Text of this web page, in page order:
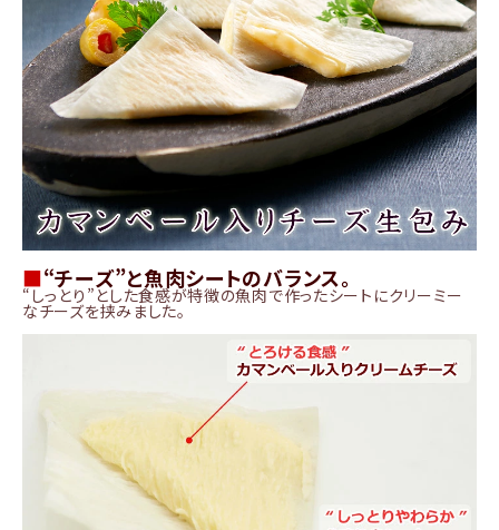
お問い合わせ
ご利用ガイド
直営店
■“チーズ”と魚肉シートのバランス。
“しっとり”とした食感が特徴の魚肉で作ったシートにクリーミー
なチーズを挟みました。